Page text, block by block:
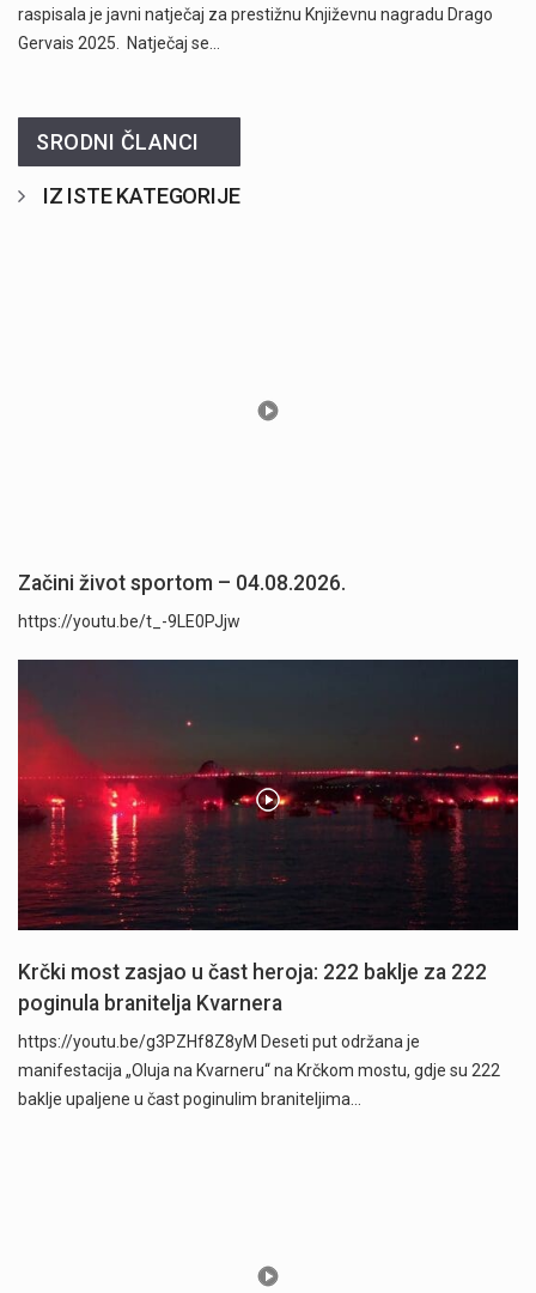
raspisala je javni natječaj za prestižnu Književnu nagradu Drago
Gervais 2025. Natječaj se…
SRODNI ČLANCI
IZ ISTE KATEGORIJE
Začini život sportom – 04.08.2026.
https://youtu.be/t_-9LE0PJjw
Krčki most zasjao u čast heroja: 222 baklje za 222
poginula branitelja Kvarnera
https://youtu.be/g3PZHf8Z8yM Deseti put održana je
manifestacija „Oluja na Kvarneru“ na Krčkom mostu, gdje su 222
baklje upaljene u čast poginulim braniteljima…